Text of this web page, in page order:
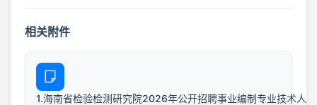
相关附件
1.海南省检验检测研究院2026年公开招聘事业编制专业技术人